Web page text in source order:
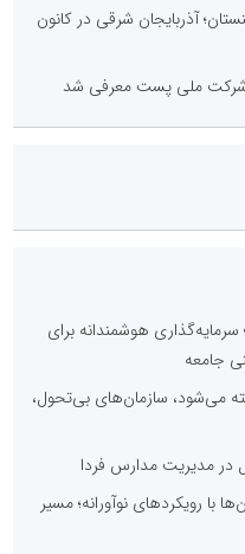
ارمنستان؛ آذربایجان شرقی در کانون
شرکت ملی پست معرفی شد
هوشمندانه برای
جامعه
می‌شود، سازمان‌های بی‌تحول،
در مدیریت مدارس فردا
رویکردهای نوآورانه؛ مسیر